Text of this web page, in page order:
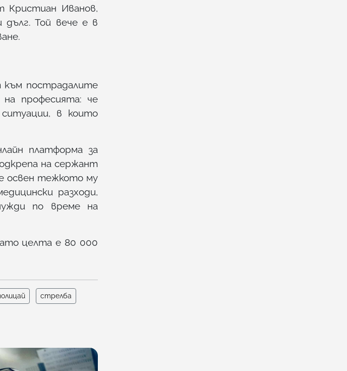
Кристиан Иванов,
дълг. Той вече е в
към пострадалите
професията: че
в които
платформа за
на сержант
освен тежкото му
разходи,
по време на
целта е 80 000
стрелба